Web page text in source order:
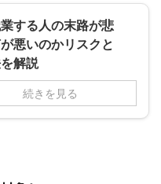
する人の末路が悲
悪いのかリスクと
解説
続きを見る